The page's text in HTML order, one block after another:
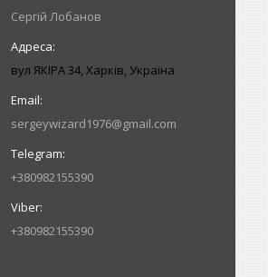
Сергій Лобанов
вул ЯКІРА 34, Харків, Україна
sergeywizard1976@gmail.com
+380982155390
+380982155390